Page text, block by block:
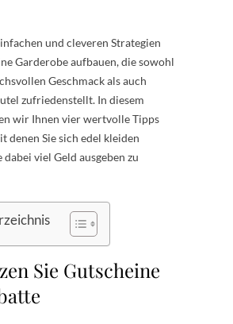
und cleveren Strategien
Garderobe aufbauen, die sowohl
Geschmack als auch
zufriedenstellt. In diesem
wir Ihnen vier wertvolle Tipps
denen Sie sich edel kleiden
dabei viel Geld ausgeben zu
Sie Gutscheine